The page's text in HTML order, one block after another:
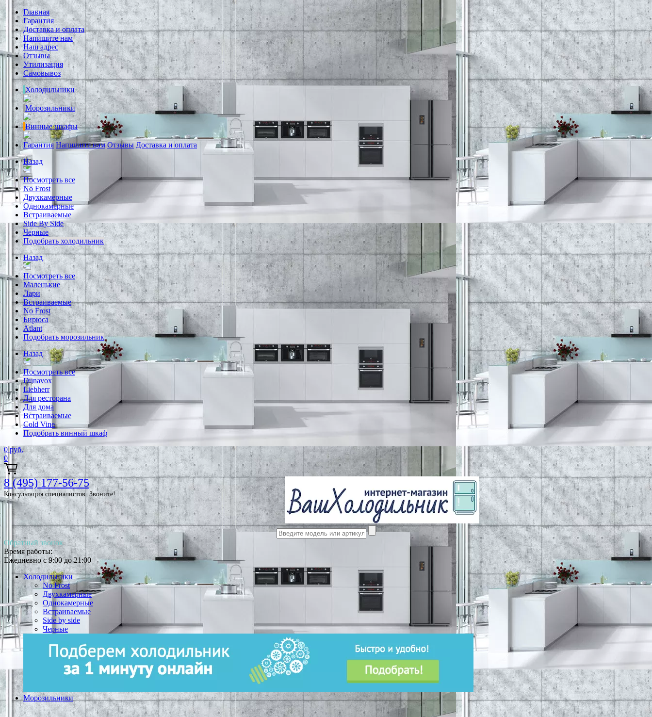
Главная
Гарантия
Доставка и оплата
Напишите нам
Наш адрес
Отзывы
Утилизация
Самовывоз
Холодильники
Морозильники
Винные шкафы
Гарантия Напишите нам Отзывы Доставка и оплата
Назад
Посмотреть все
No Frost
Двухкамерные
Однокамерные
Встраиваемые
Side By Side
Черные
Подобрать холодильник
Назад
Посмотреть все
Маленькие
Лари
Встраиваемые
No Frost
Бирюса
Atlant
Подобрать морозильник
Назад
Посмотреть все
Dunavox
Liebherr
Для ресторана
Для дома
Встраиваемые
Cold Vine
Подобрать винный шкаф
0 руб.
0
8 (495) 177-56-75
Консультация специалистов. Звоните!
Обратный звонок
Время работы:
Ежедневно с 9:00 до 21:00
Холодильники
No Frost
Двухкамерные
Однокамерные
Встраиваемые
Side by side
Черные
Морозильники